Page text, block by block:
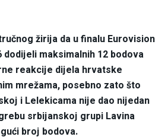
žirija da u finalu Eurovision
dodijeli maksimalnih 12 bodova
reakcije dijela hrvatske
mrežama, posebno zato što
i Lelekicama nije dao nijedan
srbijanskoj grupi Lavina
broj bodova.